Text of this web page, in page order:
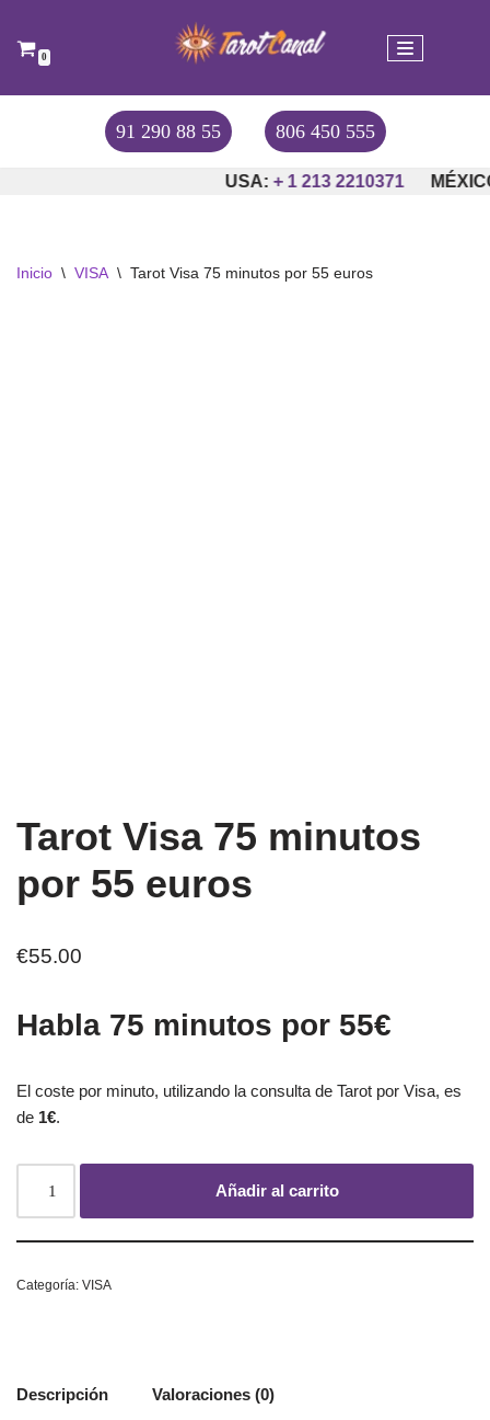
Saltar
0
91 290 88 55 806 450 555
USA:+ 1 213 2210371
Inicio \ VISA \ Tarot Visa 75 minutos por 55 euros
Tarot Visa 75 minutos
por 55 euros
€55.00
Habla 75 minutos por 55€
El coste por minuto, utilizando la consulta de Tarot por Visa, es
de 1€.
Añadir al carrito
Categoría: VISA
Descripción Valoraciones (0)